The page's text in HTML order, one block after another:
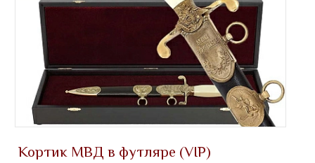
Кортик МВД в футляре (VIP)